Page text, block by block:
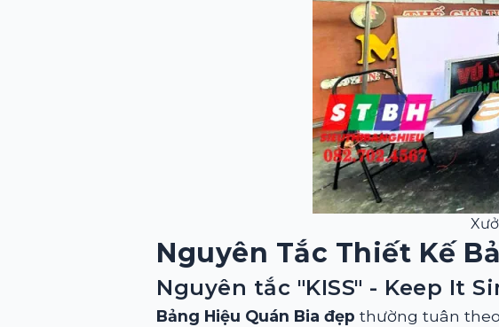
Nguyên Tắc Thiết Kế
Nguyên tắc "KISS" - Keep It
Bảng Hiệu Quán Bia đẹp thường tuân